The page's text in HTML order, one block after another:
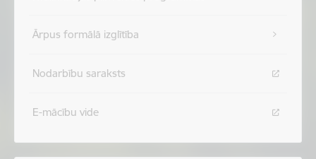
Ārpus formālā izglītība
Nodarbību saraksts
E-mācību vide